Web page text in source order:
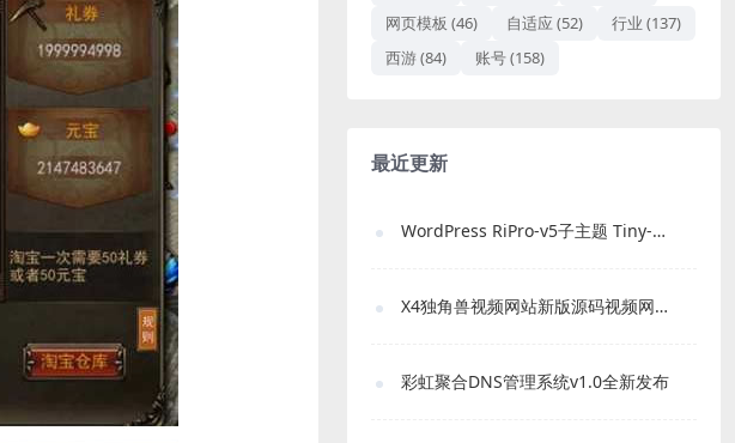
网页模板 (46) 自适应 (52) 行业 (137)
西游(84) 账号(158)
最近更新
WordPress RiPro-v5子主题 Tiny-RiPro 免费下载｜高转化资源站必备
X4独角兽视频网站新版源码视频网站系统源码
彩虹聚合DNS管理系统v1.0全新发布